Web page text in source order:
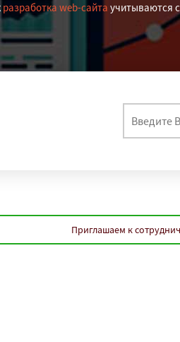
разработка web-сайта учитываются
Приглашаем к